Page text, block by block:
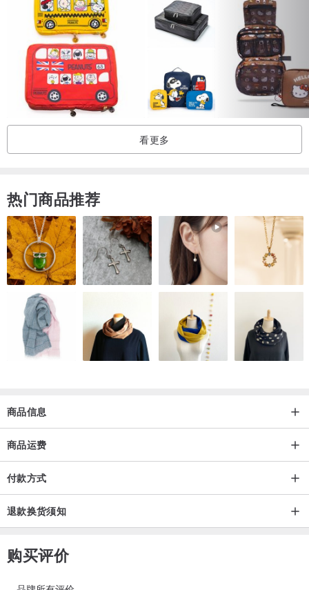
高度 12.5
宽度 15.4
====================
为了以实惠的价格提供优质商品，我们将不使用礼盒包装寄出。若您
是购买礼品，请在下标前透过消息与我们联系。
若您喜欢，请尽早购买。
此商品为使用 mina perhonen 布料的手工制品，并非 mina perhonen
的官方商品，亦非联名合作商品。
看更多
热门商品推荐
商品信息
商品运费
付款方式
退款换货须知
购买评价